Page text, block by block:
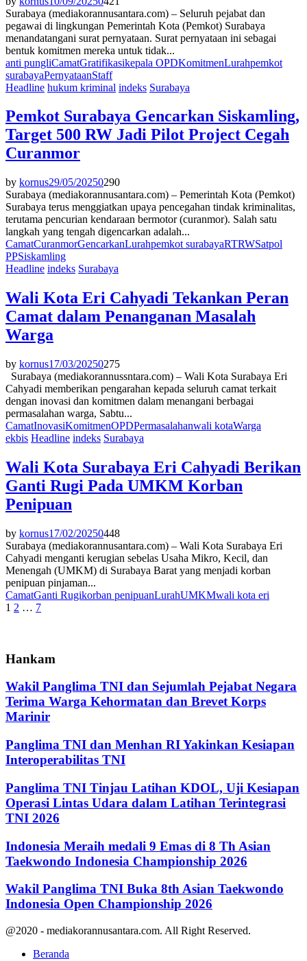
Surabaya (mediakorannusantara.com) – Seluruh pejabat dan
pegawai di lingkungan Pemerintah Kota (Pemkot) Surabaya
menandatangani surat pernyataan. Surat pernyataan ini sebagai
bentuk komitmen mereka untuk tidak...
anti pungliCamatGratifikasikepala OPDKomitmenLurahpemkot
surabayaPernyataanStaff
Headline hukum kriminal indeks Surabaya
Pemkot Surabaya Gencarkan Siskamling,
Target 500 RW Jadi Pilot Project Cegah
Curanmor
by kornus29/05/20250290
Surabaya (mediakorannusantara.com) – Pemerintah Kota (Pemkot)
Surabaya terus menggiatkan upaya pencegahan tindak kriminalitas,
terutama pencurian kendaraan bermotor (curanmor). Salah satu
langkah yang tengah digencarkan adalah...
CamatCuranmorGencarkanLurahpemkot surabayaRTRWSatpol
PPSiskamling
Headline indeks Surabaya
Wali Kota Eri Cahyadi Tekankan Peran
Camat dalam Penanganan Masalah
Warga
by kornus17/03/20250275
Surabaya (mediakorannussntara.com) – Wali Kota Surabaya Eri
Cahyadi memberikan pengarahan kepada seluruh camat terkait
dengan inovasi dan komitmen dalam menangani berbagai
permasalahan warga, Sabtu...
CamatInovasiKomitmenOPDPermasalahanwali kotaWarga
ekbis Headline indeks Surabaya
Wali Kota Surabaya Eri Cahyadi Berikan
Ganti Rugi Pada UMKM Korban
Penipuan
by kornus17/02/20250448
Surabaya (mediakorannusantara.com) – Wali Kota Surabaya Eri
Cahyadi menganti kerugian sebelas Usaha Mikro, Kecil, dan
Menengah (UMKM) di Surabaya Barat yang menjadi korban
penipuan pinjaman...
CamatGanti Rugikorban penipuanLurahUMKMwali kota eri
Paginasi
1 2 … 7
Hankam
Wakil Panglima TNI dan Sejumlah Pejabat Negara
Terima Warga Kehormatan dan Brevet Korps
Marinir
Panglima TNI dan Menhan RI Yakinkan Kesiapan
Interoperabilitas TNI
Panglima TNI Tinjau Latihan KDOL, Uji Kesiapan
Operasi Lintas Udara dalam Latihan Terintegrasi
TNI 2026
Indonesia Meraih medali 9 Emas di 8 Th Asian
Taekwondo Indonesia Championship 2026
Wakil Panglima TNI Buka 8th Asian Taekwondo
Indonesia Open Championship 2026
@2020 - mediakorannusantara.com. All Right Reserved.
Beranda